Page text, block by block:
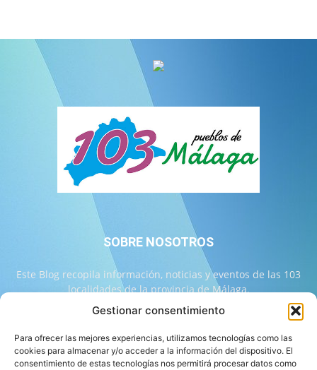
Gestionar consentimiento
Para ofrecer las mejores experiencias, utilizamos tecnologías como las
cookies para almacenar y/o acceder a la información del dispositivo. El
consentimiento de estas tecnologías nos permitirá procesar datos como
SOBRE NOSOTROS
Este Blog recopila información, noticias y eventos de las 103
localidades de la provincia de Málaga.
Contáctanos:info@103malaga.com